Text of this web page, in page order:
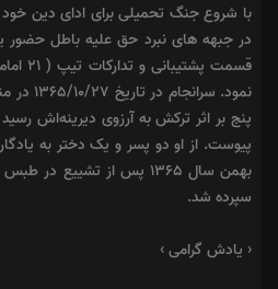
با شروع جنگ تحمیلی برای ادای دین خود
در جبهه های نبرد حق علیه باطل حضور
قسمت
نمود.
پنج بر اثر ترکش به آرزوی دیرینه‌اش
پیوست. از او دو پسر و یک دختر به
بهمن سال ۱۳۶۵ پس از
سپرده شد.
‹ یادش گرامی ›